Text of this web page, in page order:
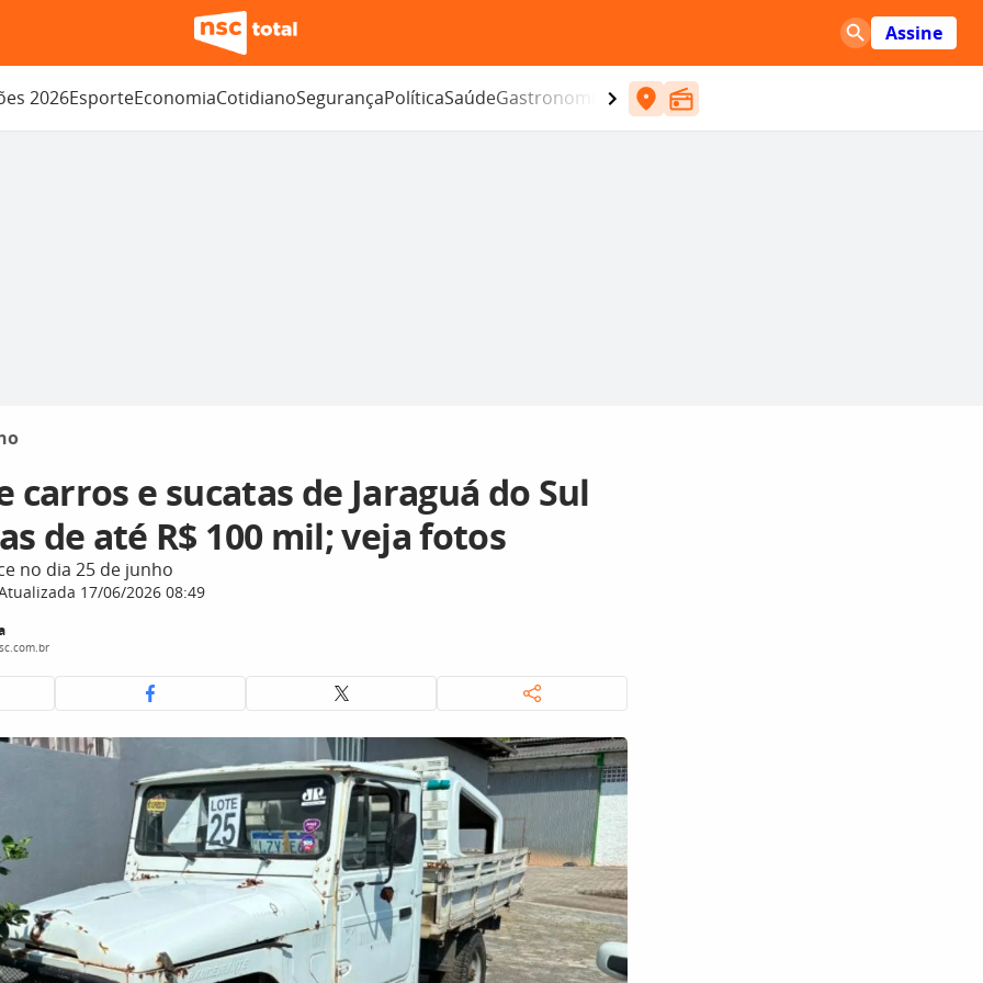
Assine
2026EsporteEconomiaCotidianoSegurançaPolíticaSaúdeGastronomia Entretenimento
carros e sucatas de Jaraguá do Sul
de até R$ 100 mil; veja fotos
no dia 25 de junho
17/06/2026 08:49